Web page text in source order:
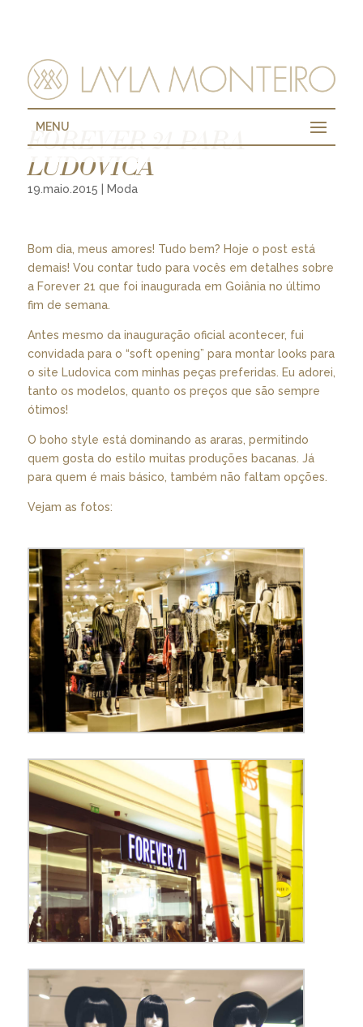
MENU
FOREVER 21 PARA
LUDOVICA
19.maio.2015 Moda
Bom dia, meus amores! Tudo bem? Hoje o post está
demais! Vou contar tudo para vocês em detalhes sobre
a Forever 21 que foi inaugurada em Goiânia no último
fim de semana.
Antes mesmo da inauguração oficial acontecer, fui
convidada para o “soft opening” para montar looks para
o site Ludovicacom minhas peças preferidas. Eu adorei,
tanto os modelos, quanto os preços que são sempre
ótimos!
O boho style está dominando as araras, permitindo
quem gosta do estilo muitas produções bacanas. Já
para quem é mais básico, também não faltam opções.
Vejam as fotos: